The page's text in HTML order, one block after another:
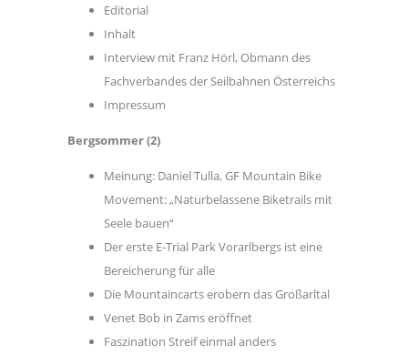
Editorial
Inhalt
Interview mit Franz Hörl, Obmann des
Fachverbandes der Seilbahnen Österreichs
Impressum
Bergsommer (2)
Meinung: Daniel Tulla, GF Mountain Bike
Movement: „Naturbelassene Biketrails mit
Seele bauen“
Der erste E-Trial Park Vorarlbergs ist eine
Bereicherung für alle
Die Mountaincarts erobern das Großarltal
Venet Bob in Zams eröffnet
Faszination Streif einmal anders